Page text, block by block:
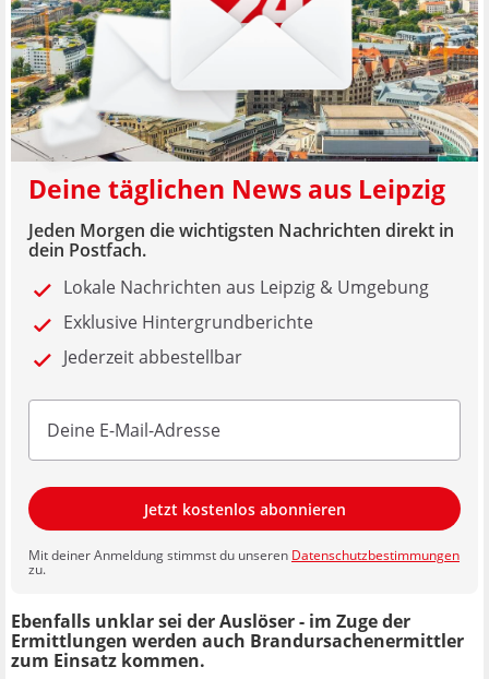
Deine täglichen News aus Leipzig
Jeden Morgen die wichtigsten Nachrichten direkt in
dein Postfach.
Lokale Nachrichten aus Leipzig & Umgebung
Exklusive Hintergrundberichte
Jederzeit abbestellbar
Jetzt kostenlos abonnieren
Mit deiner Anmeldung stimmst du unseren Datenschutzbestimmungen
zu.
Ebenfalls unklar sei der Auslöser - im Zuge der
Ermittlungen werden auch Brandursachenermittler
zum Einsatz kommen.